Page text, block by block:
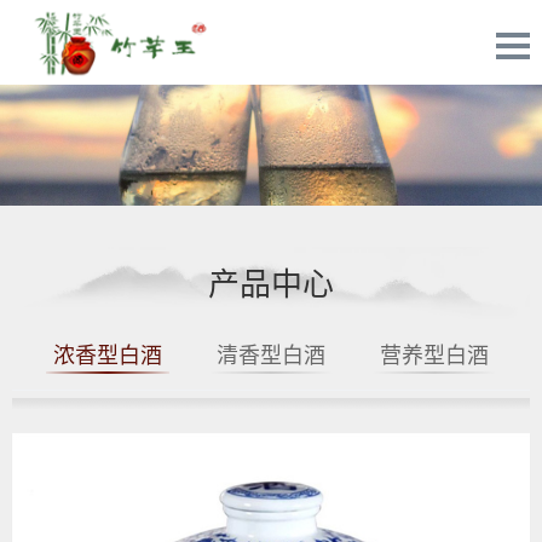
产品中心
浓香型白酒 清香型白酒 营养型白酒